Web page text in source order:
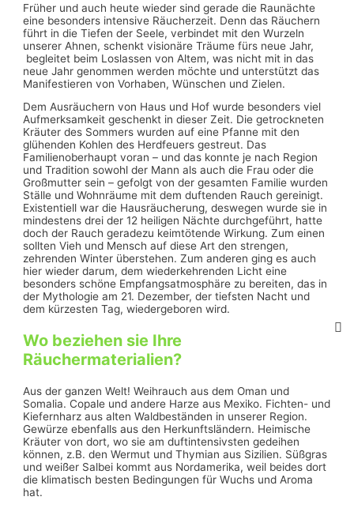
Früher und auch heute wieder sind gerade die Raunächte
eine besonders intensive Räucherzeit. Denn das Räuchern
führt in die Tiefen der Seele, verbindet mit den Wurzeln
unserer Ahnen, schenkt visionäre Träume fürs neue Jahr,
begleitet beim Loslassen von Altem, was nicht mit in das
neue Jahr genommen werden möchte und unterstützt das
Manifestieren von Vorhaben, Wünschen und Zielen.
Dem Ausräuchern von Haus und Hof wurde besonders viel
Aufmerksamkeit geschenkt in dieser Zeit. Die getrockneten
Kräuter des Sommers wurden auf eine Pfanne mit den
glühenden Kohlen des Herdfeuers gestreut. Das
Familienoberhaupt voran – und das konnte je nach Region
und Tradition sowohl der Mann als auch die Frau oder die
Großmutter sein – gefolgt von der gesamten Familie wurden
Ställe und Wohnräume mit dem duftenden Rauch gereinigt.
Existentiell war die Hausräucherung, deswegen wurde sie in
mindestens drei der 12 heiligen Nächte durchgeführt, hatte
doch der Rauch geradezu keimtötende Wirkung. Zum einen
sollten Vieh und Mensch auf diese Art den strengen,
zehrenden Winter überstehen. Zum anderen ging es auch
hier wieder darum, dem wiederkehrenden Licht eine
besonders schöne Empfangsatmosphäre zu bereiten, das in
der Mythologie am 21. Dezember, der tiefsten Nacht und
dem kürzesten Tag, wiedergeboren wird.
Wo beziehen sie Ihre
Räuchermaterialien?
Aus der ganzen Welt! Weihrauch aus dem Oman und
Somalia. Copale und andere Harze aus Mexiko. Fichten- und
Kiefernharz aus alten Waldbeständen in unserer Region.
Gewürze ebenfalls aus den Herkunftsländern. Heimische
Kräuter von dort, wo sie am duftintensivsten gedeihen
können, z.B. den Wermut und Thymian aus Sizilien. Süßgras
und weißer Salbei kommt aus Nordamerika, weil beides dort
die klimatisch besten Bedingungen für Wuchs und Aroma
hat.